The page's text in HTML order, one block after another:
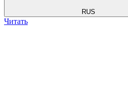
RUS
Читать